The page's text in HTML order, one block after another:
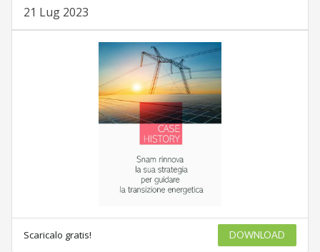
21 Lug 2023
Scaricalo gratis! DOWNLOAD